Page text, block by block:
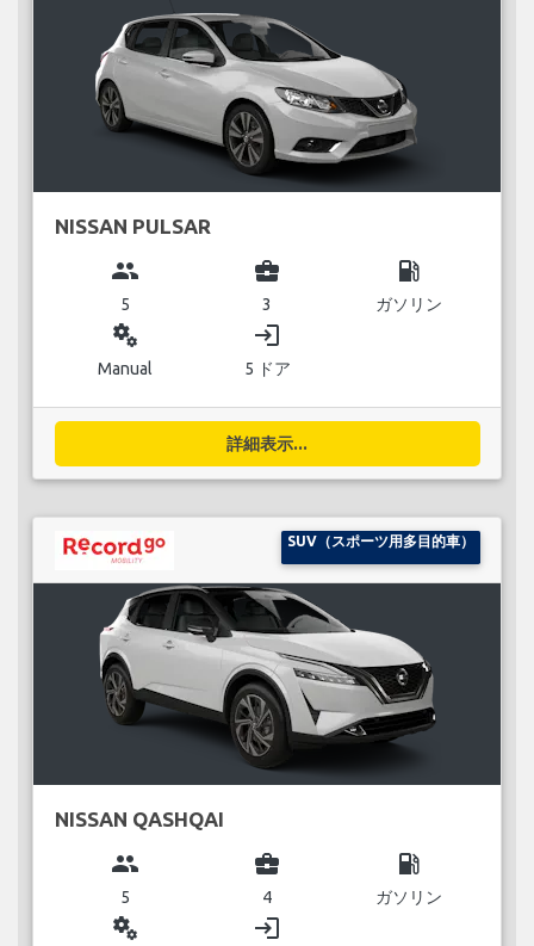
NISSAN PULSAR
group
5
business_center
3
local_gas_station
ガソリン
miscellaneous_services
Manual
login
5 ドア
詳細表示...
SUV（スポーツ用多目的車）
NISSAN QASHQAI
group
5
business_center
4
local_gas_station
ガソリン
miscellaneous_services login